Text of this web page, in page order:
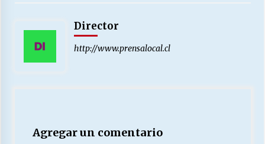
Director
http://www.prensalocal.cl
Agregar un comentario